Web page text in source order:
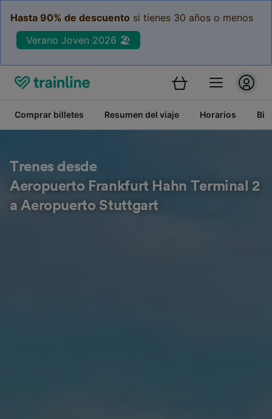
Hasta 90% de descuento si tienes 30 años o menos
Verano Joven 2026 🏖️
Comprar billetes Resumen del viaje Horarios
Trenes desde
Aeropuerto Frankfurt Hahn Terminal 2
a Aeropuerto Stuttgart